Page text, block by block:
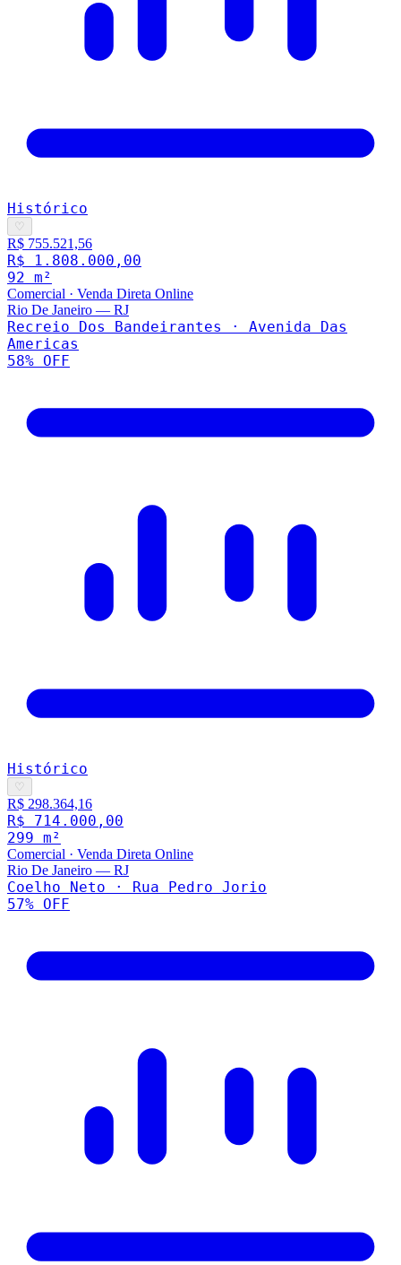
Histórico
♡
R$ 755.521,56
R$ 1.808.000,00
92 m²
Comercial · Venda Direta Online
Rio De Janeiro — RJ
Recreio Dos Bandeirantes · Avenida Das
Americas
58% OFF
Histórico
♡
R$ 298.364,16
R$ 714.000,00
299 m²
Comercial · Venda Direta Online
Rio De Janeiro — RJ
Coelho Neto · Rua Pedro Jorio
57% OFF